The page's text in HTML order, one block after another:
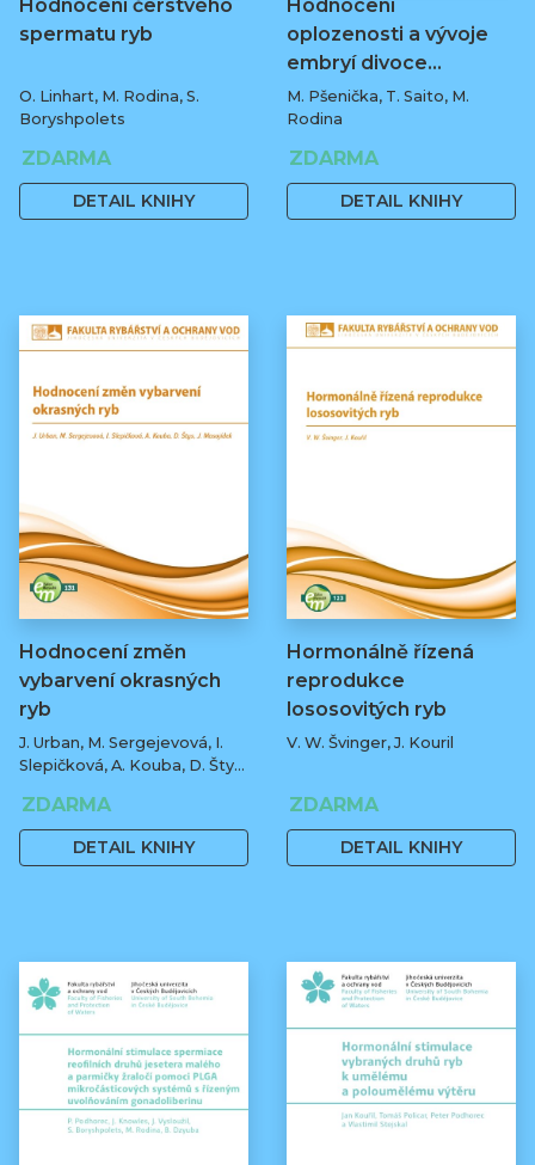
Hodnocení čerstvého
spermatu ryb
O. Linhart, M. Rodina, S.
Boryshpolets
ZDARMA
DETAIL KNIHY
Hodnocení
oplozenosti a vývoje
embryí divoce…
M. Pšenička, T. Saito, M.
Rodina
ZDARMA
DETAIL KNIHY
Hodnocení změn
vybarvení okrasných
ryb
J. Urban, M. Sergejevová, I.
Slepičková, A. Kouba, D. Štys,
ZDARMA
DETAIL KNIHY
Hormonálně řízená
reprodukce
lososovitých ryb
V. W. Švinger, J. Kouril
ZDARMA
DETAIL KNIHY